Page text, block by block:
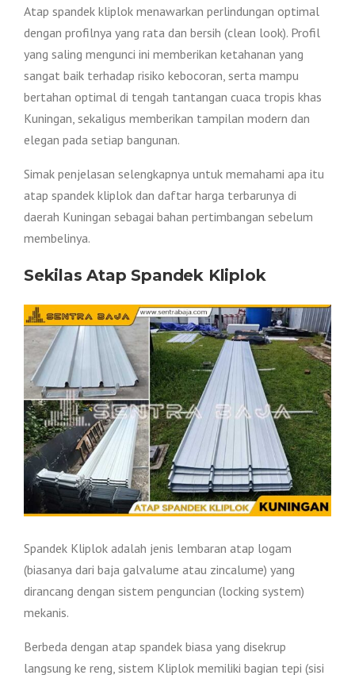
Atap spandek kliplok menawarkan perlindungan optimal
dengan profilnya yang rata dan bersih (clean look). Profil
yang saling mengunci ini memberikan ketahanan yang
sangat baik terhadap risiko kebocoran, serta mampu
bertahan optimal di tengah tantangan cuaca tropis khas
Kuningan, sekaligus memberikan tampilan modern dan
elegan pada setiap bangunan.
Simak penjelasan selengkapnya untuk memahami apa itu
atap spandek kliplok dan daftar harga terbarunya di
daerah Kuningan sebagai bahan pertimbangan sebelum
membelinya.
Sekilas Atap Spandek Kliplok
Spandek Kliplok adalah jenis lembaran atap logam
(biasanya dari baja galvalume atau zincalume) yang
dirancang dengan sistem penguncian (locking system)
mekanis.
Berbeda dengan atap spandek biasa yang disekrup
langsung ke reng, sistem Kliplok memiliki bagian tepi (sisi